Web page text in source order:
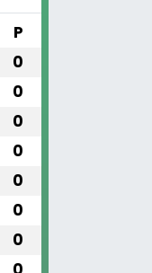
P
0
0
0
0
0
0
0